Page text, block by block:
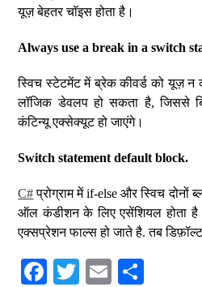
यूज़ बेहतर चॉइस होता है।
Always use a break in a switch
स्विच स्टेटमेंट में ब्रेक कीवर्ड को यूज़ न
लॉजिक डेवलप हो सकता है, जिससे
कंटिन्यू एक्सेक्यूट हो जाएंगे।
Switch statement default block.
C#प्रोग्राम में if-else और स्विच दोनों
ऑल कंडीशन के लिए एसेंशियल होता
एक्सप्रेशन फाल्स हो जाते है. तब
Fa T
E